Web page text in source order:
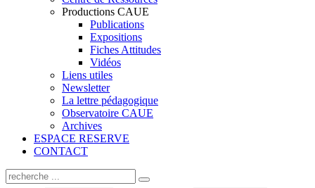
Productions CAUE
Publications
Expositions
Fiches Attitudes
Vidéos
Liens utiles
Newsletter
La lettre pédagogique
Observatoire CAUE
Archives
ESPACE RESERVE
CONTACT